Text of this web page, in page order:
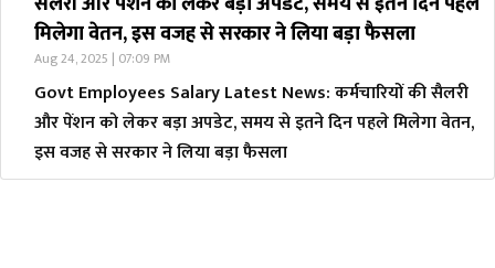
मिलेगा वेतन, इस वजह से सरकार ने लिया बड़ा फैसला
Aug 24, 2025 | 07:09 PM
Govt Employees Salary Latest News: कर्मचारियों की सैलरी
और पेंशन को लेकर बड़ा अपडेट, समय से इतने दिन पहले मिलेगा वेतन,
इस वजह से सरकार ने लिया बड़ा फैसला